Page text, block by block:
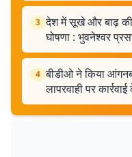
3 देश में सूखे और बाढ़ की
घोषणा : भुवनेश्वर
4 बीडीओ ने किया
लापरवाही पर